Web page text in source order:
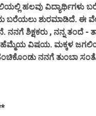
ಹಲವು ವಿದ್ಯಾರ್ಥಿಗಳು
ಬರೆಯಲು ಶುರಮಾಡಿದೆ. ಈ
ಶಿಕ್ಷಕರು , ನನ್ನ ತಂದೆ -
ಹೆಮ್ಮೆಯ ವಿಷಯ. ಮಕ್ಕಳ
ಹಂಚಿಕೊಂಡು ನನಗೆ ತುಂಬಾ